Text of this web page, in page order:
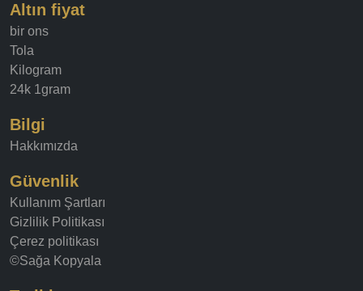
Altın fiyat
bir ons
Tola
Kilogram
24k 1gram
Bilgi
Hakkımızda
Güvenlik
Kullanım Şartları
Gizlilik Politikası
Çerez politikası
©Sağa Kopyala